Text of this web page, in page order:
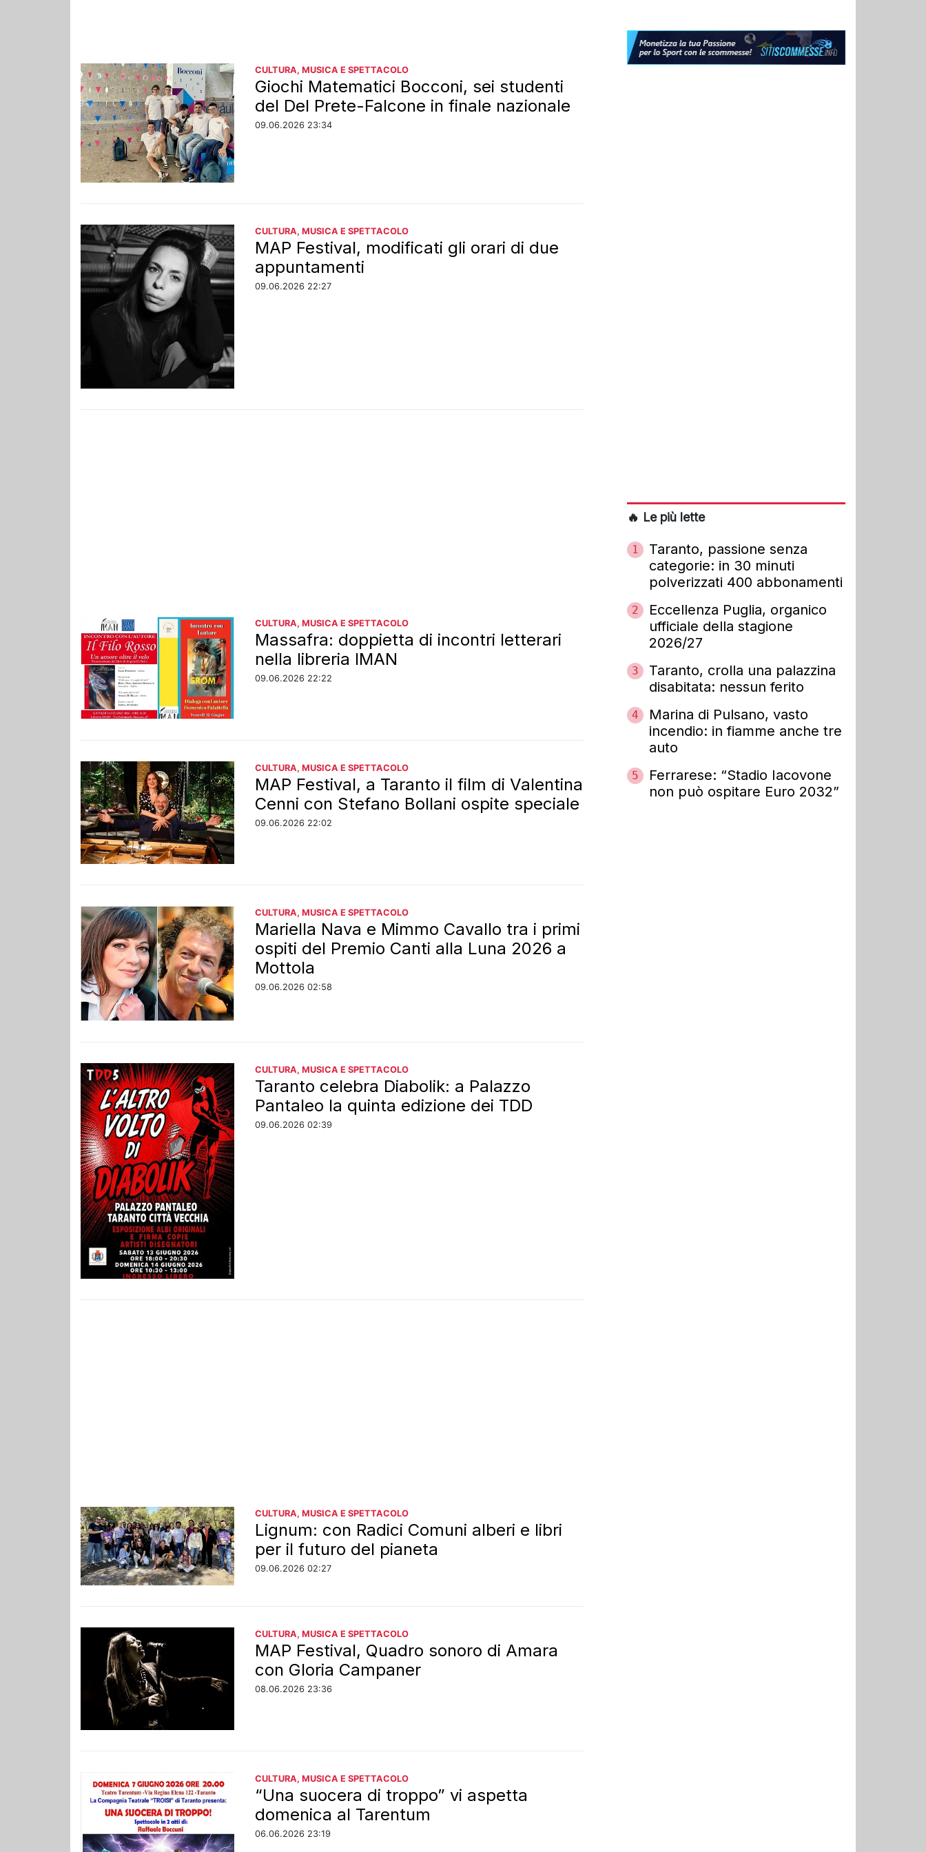
CULTURA, MUSICA E SPETTACOLO
Giochi Matematici Bocconi, sei studenti
del Del Prete-Falcone in finale nazionale
09.06.2026 23:34
CULTURA, MUSICA E SPETTACOLO
MAP Festival, modificati gli orari di due
appuntamenti
09.06.2026 22:27
CULTURA, MUSICA E SPETTACOLO
Massafra: doppietta di incontri letterari
nella libreria IMAN
09.06.2026 22:22
CULTURA, MUSICA E SPETTACOLO
MAP Festival, a Taranto il film di Valentina
Cenni con Stefano Bollani ospite speciale
09.06.2026 22:02
CULTURA, MUSICA E SPETTACOLO
Mariella Nava e Mimmo Cavallo tra i primi
ospiti del Premio Canti alla Luna 2026 a
Mottola
09.06.2026 02:58
CULTURA, MUSICA E SPETTACOLO
Taranto celebra Diabolik: a Palazzo
Pantaleo la quinta edizione dei TDD
09.06.2026 02:39
CULTURA, MUSICA E SPETTACOLO
Lignum: con Radici Comuni alberi e libri
per il futuro del pianeta
09.06.2026 02:27
CULTURA, MUSICA E SPETTACOLO
MAP Festival, Quadro sonoro di Amara
con Gloria Campaner
08.06.2026 23:36
CULTURA, MUSICA E SPETTACOLO
“Una suocera di troppo” vi aspetta
domenica al Tarentum
06.06.2026 23:19
🔥 Le più lette
1
Taranto, passione senza
categorie: in 30 minuti
polverizzati 400 abbonamenti
2
Eccellenza Puglia, organico
ufficiale della stagione
2026/27
3
Taranto, crolla una palazzina
disabitata: nessun ferito
4
Marina di Pulsano, vasto
incendio: in fiamme anche tre
auto
5
Ferrarese: “Stadio Iacovone
non può ospitare Euro 2032”